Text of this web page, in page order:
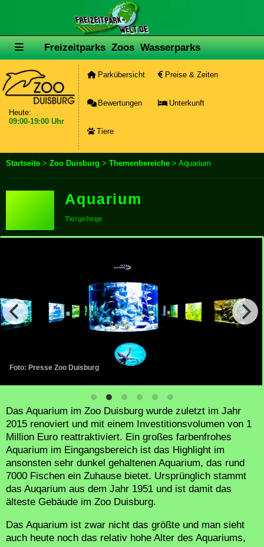
Freizeitparks Zoos Wasserparks
Heute:
09:00-19:00 Uhr
Parkübersicht Preise & Zeiten
Bewertungen Unterkunft
Tiere
Startseite > Zoo Duisburg > Themenbereiche > Aquarium
Aquarium
Tiergehege
Foto: Presse Zoo Duisburg
Das Aquarium im Zoo Duisburg wurde zuletzt im Jahr
2015 renoviert und mit einem Investitionsvolumen von 1
Million Euro reattraktiviert. Ein großes farbenfrohes
Aquarium im Eingangsbereich ist das Highlight im
ansonsten sehr dunkel gehaltenen Aquarium, das rund
7000 Fischen ein Zuhause bietet. Ursprünglich stammt
das Auqarium aus dem Jahr 1951 und ist damit das
älteste Gebäude im Zoo Duisburg.
Das Aquarium ist zwar nicht das größte und man sieht
auch heute noch das relativ hohe Alter des Aquariums,